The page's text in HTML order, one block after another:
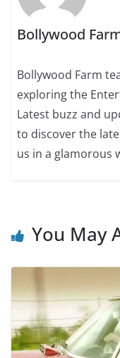
Bollywood
Bollywood Farm
exploring the
Latest buzz and
to discover the
us in a glamorous
You May